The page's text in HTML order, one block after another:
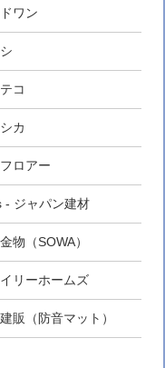
ワン
コ
カ
ロアー
- ジャパン建材
物（SOWA）
リーホームズ
販（防音マット）